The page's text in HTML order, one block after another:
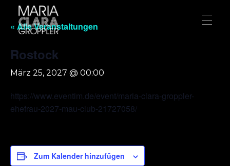
« Alle Veranstaltungen
Rostock
März 25, 2027 @ 00:00
https://www.eventim.de/event/maria-clara-groppler-
ehefrau-2027-mau-club-21727058/
Zum Kalender hinzufügen